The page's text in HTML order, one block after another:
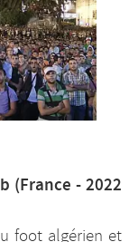
(France - 2022
foot algérien et